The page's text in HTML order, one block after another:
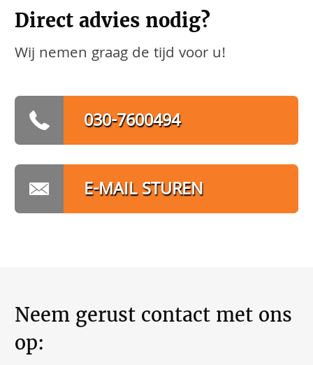
Direct advies nodig?
Wij nemen graag de tijd voor u!
030-7600494
E-MAIL STUREN
Neem gerust contact met ons
op: